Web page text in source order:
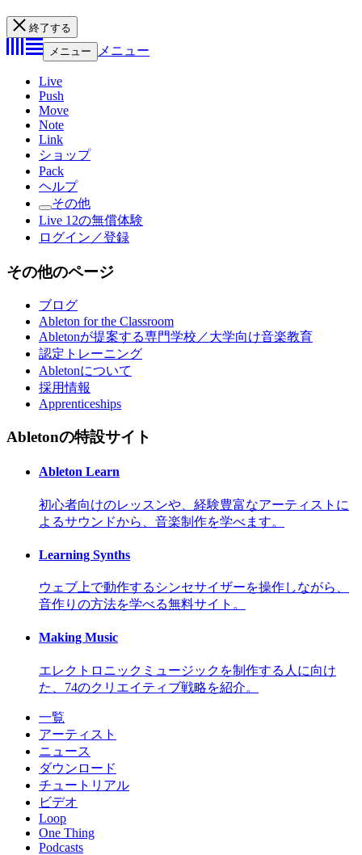
終了する
メニュー
メニュー
Live
Push
Move
Note
Link
ショップ
Pack
ヘルプ
その他
Live 12の無償体験
ログイン／登録
その他のページ
ブログ
Ableton for the Classroom
Abletonが提案する専門学校／大学向け音楽教育
認定トレーニング
Abletonについて
採用情報
Apprenticeships
Abletonの特設サイト
Ableton Learn
初心者向けのレッスンや、経験豊富なアーティストに
よるサウンドから、音楽制作を学べます。
Learning Synths
ウェブ上で動作するシンセサイザーを操作しながら、
音作りの方法を学べる無料サイト。
Making Music
エレクトロニックミュージックを制作する人に向け
た、74のクリエイティブ戦略を紹介。
一覧
アーティスト
ニュース
ダウンロード
チュートリアル
ビデオ
Loop
One Thing
Podcasts